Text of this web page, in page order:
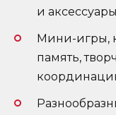
и
Мини-игры,
память,